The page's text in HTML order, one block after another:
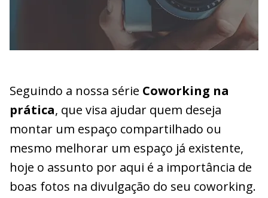
Seguindo a nossa série Coworking na
prática, que visa ajudar quem deseja
montar um espaço compartilhado ou
mesmo melhorar um espaço já existente,
hoje o assunto por aqui é a importância de
boas fotos na divulgação do seu coworking.